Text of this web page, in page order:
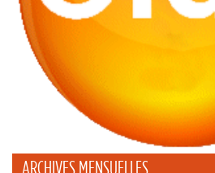
ARCHIVES MENSUELLES